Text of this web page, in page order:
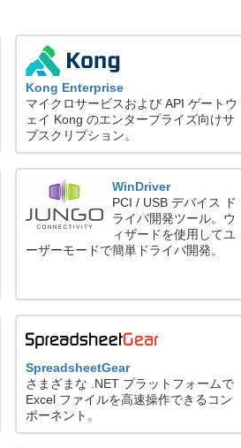
Kong Enterprise
マイクロサービスおよび API ゲートウ
ェイ Kong のエンタープライズ向けサ
ブスクリプション。
WinDriver
PCI / USB デバイス ド
ライバ開発ツール。ウ
ィザードを使用してユ
ーザーモードで簡単ドライバ開発。
SpreadsheetGear
さまざまな .NET プラットフォームで
Excel ファイルを高速操作できるコン
ポーネント。